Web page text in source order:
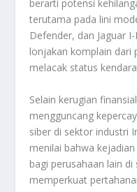
berarti potensi
terutama pada lini
Defender, dan Jaguar
lonjakan komplain dari
melacak status
Selain kerugian
mengguncang
siber di sektor industri
menilai bahwa
bagi perusahaan lain
memperkuat